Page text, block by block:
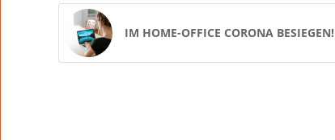
IM HOME-OFFICE CORONA BESIEGEN!